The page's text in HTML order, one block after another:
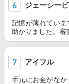
ジェーシービ
記憶が薄れてい
助かりました。審
アイフル
手元にお金がな